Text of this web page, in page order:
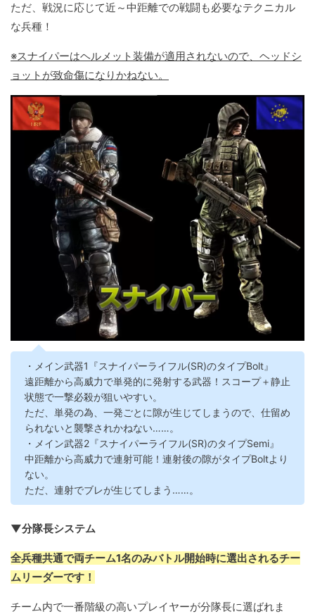
ただ、戦況に応じて近～中距離での戦闘も必要なテクニカル
な兵種！
※スナイパーはヘルメット装備が適用されないので、ヘッドシ
ョットが致命傷になりかねない。
・メイン武器1『スナイパーライフル(SR)のタイプBolt』
遠距離から高威力で単発的に発射する武器！スコープ＋静止
状態で一撃必殺が狙いやすい。
ただ、単発の為、一発ごとに隙が生じてしまうので、仕留め
られないと襲撃されかねない……。
・メイン武器2『スナイパーライフル(SR)のタイプSemi』
中距離から高威力で連射可能！連射後の隙がタイプBoltより
ない。
ただ、連射でブレが生じてしまう……。
▼分隊長システム
全兵種共通で両チーム1名のみバトル開始時に選出されるチー
ムリーダーです！
チーム内で一番階級の高いプレイヤーが分隊長に選ばれま